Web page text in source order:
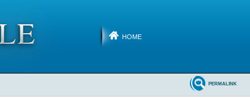
HOME
PERMALINK